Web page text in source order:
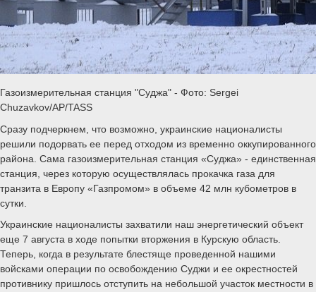
Газоизмерительная станция "Суджа" - Фото: Sergei
Chuzavkov/AP/TASS
Сразу подчеркнем, что возможно, украинские националисты
решили подорвать ее перед отходом из временно оккупированного
района. Сама газоизмерительная станция «Суджа» - единственная
станция, через которую осуществлялась прокачка газа для
транзита в Европу «Газпромом» в объеме 42 млн кубометров в
сутки.
Украинские националисты захватили наш энергетический объект
еще 7 августа в ходе попытки вторжения в Курскую область.
Теперь, когда в результате блестяще проведенной нашими
войсками операции по освобождению Суджи и ее окрестностей
противнику пришлось отступить на небольшой участок местности в